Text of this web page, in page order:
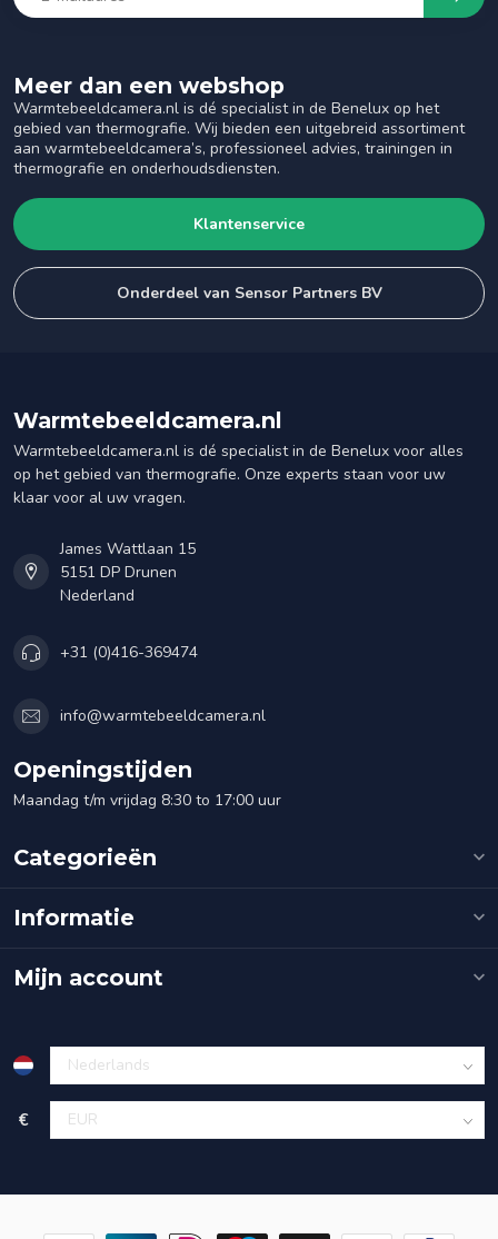
Meer dan een webshop
Warmtebeeldcamera.nl is dé specialist in de Benelux op het
gebied van thermografie. Wij bieden een uitgebreid assortiment
aan warmtebeeldcamera’s, professioneel advies, trainingen in
thermografie en onderhoudsdiensten.
Klantenservice
Onderdeel van Sensor Partners BV
Warmtebeeldcamera.nl
Warmtebeeldcamera.nl is dé specialist in de Benelux voor alles
op het gebied van thermografie. Onze experts staan voor uw
klaar voor al uw vragen.
James Wattlaan 15
5151 DP Drunen
Nederland
+31 (0)416-369474
info@warmtebeeldcamera.nl
Openingstijden
Maandag t/m vrijdag 8:30 to 17:00 uur
Categorieën
Informatie
Mijn account
€